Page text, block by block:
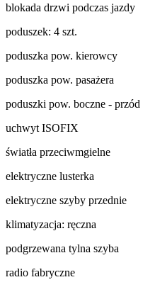
blokada drzwi podczas jazdy
poduszek: 4 szt.
poduszka pow. kierowcy
poduszka pow. pasażera
poduszki pow. boczne - przód
uchwyt ISOFIX
światła przeciwmgielne
elektryczne lusterka
elektryczne szyby przednie
klimatyzacja: ręczna
podgrzewana tylna szyba
radio fabryczne